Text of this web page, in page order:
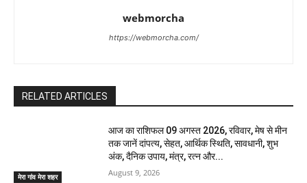
webmorcha
https://webmorcha.com/
RELATED ARTICLES
मेरा गांव मेरा शहर
आज का राशिफल 09 अगस्त 2026, रविवार, मेष से मीन
तक जानें दांपत्य, सेहत, आर्थिक स्थिति, सावधानी, शुभ
अंक, दैनिक उपाय, मंत्र, रत्न और...
August 9, 2026